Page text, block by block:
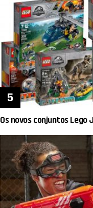
Os novos conjuntos